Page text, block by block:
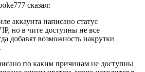
сказал:
аккаунта написано статус
но в чите доступны не все
добавят возможность накрутки
по каким причинам не доступны